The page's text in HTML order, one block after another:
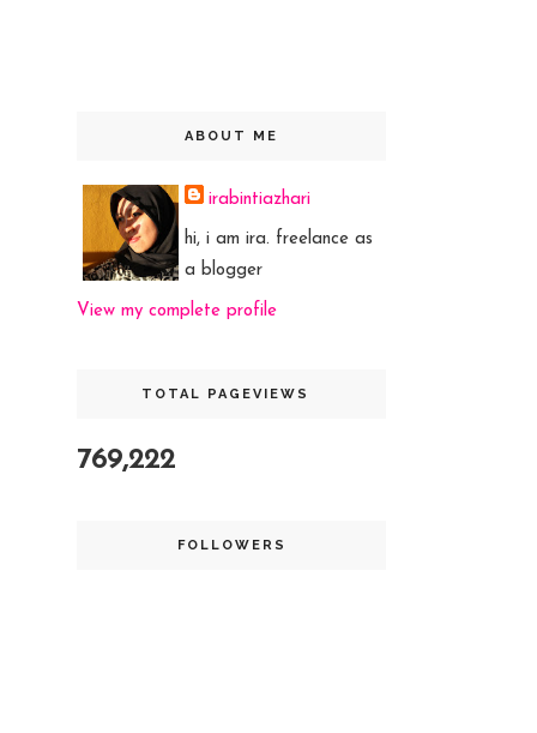
ABOUT ME
irabintiazhari
hi, i am ira. freelance as
a blogger
View my complete profile
TOTAL PAGEVIEWS
769,222
FOLLOWERS